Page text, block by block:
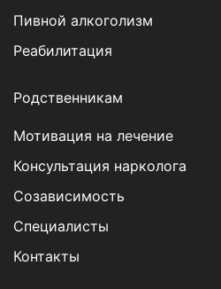
Пивной алкоголизм
Реабилитация
Родственникам
Мотивация на лечение
Консультация нарколога
Созависимость
Специалисты
Контакты